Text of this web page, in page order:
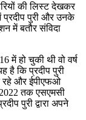
की लिस्ट देखकर
प्रदीप पुरी और उनके
में बतौर संविदा
में हो चुकी थी वो वर्ष
है कि प्रदीप पुरी
रहे और ईपीएफओ
तक एसएमसी
पुरी द्वारा अपने